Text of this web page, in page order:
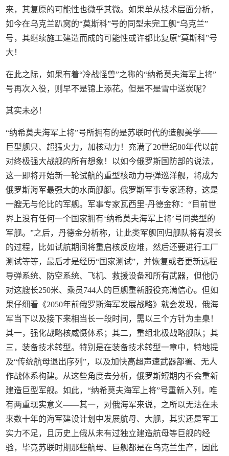
来，其复原的可能性也微乎其微。如果单从技术层面分析，
如今在乌克兰趴窝的“莫斯科”号的同型未完工舰“乌克兰”
号，其继续施工建造而成的可能性或许都比复原“莫斯科”号
大！
在此之际，如果有着“冷战怪兽”之称的“纳希莫夫海军上将”
号再次入役，则早不是锦上添花。但是不是雪中送炭呢？
其实未必！
“纳希莫夫海军上将”号所拥有的是苏联时代的造舰美学——
巨型舰只、超猛火力，加核动力！充满了20世纪80年代以前
对终极强大战舰的所有想象！以如今俄罗斯国防部的说法，
这一即将开始新一轮试航的重型核动力导弹巡洋舰，将成为
俄罗斯海军最强大的水面舰艇。俄罗斯军事专家还称，这是
一艘无与伦比的军舰。军事专家瓦西里·丹德金称：“目前世
界上没有任何一个国家拥有‘纳希莫夫海军上将’号同类型的
军舰。”之后，丹德金分析称，让此类军舰回归舰队将有漫长
的过程，比如试航期间将重启核反应堆，然后还要进行工厂
测试等等，最后才是经历“国家测试”，并恢复或者更新远程
导弹系统、防空系统、飞机、救援设备和所有武器，但他仍
对这艘长250米、乘员744人的巨舰重新服役充满信心。但如
果仔细看《2050年前俄罗斯海军发展战略》就会发现，俄海
军当下以及接下来相当长一段时间，需以三个方针为圭臬！
其一，强化战略核威慑体系；其二，重组北极战略舰队；其
三，装备技术转型。特别是在装备技术转型一章中，特地提
及“传统航母退出序列”，以及加快高超声速武器部署、无人
作战体系构建。从这些角度去分析，俄罗斯短期内不会重新
建造巨型军舰。如此，“纳希莫夫海军上将”号重新入列，唯
有两重现实意义——其一，对俄海军来说，之所以无法在未
来数十年的海军建设计划中发展航母、大舰，其实还是军工
实力不足，且历史上俄从未有过独立建造航母等巨舰的经
验，毕竟苏联时期那些航母、巨舰都是在乌克兰生产，因此